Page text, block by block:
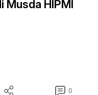
Musda HIPMI
0